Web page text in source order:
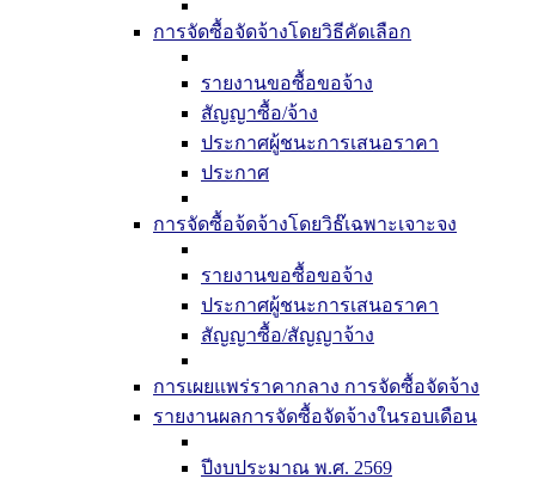
การจัดซื้อจัดจ้างโดยวิธีคัดเลือก
รายงานขอซื้อขอจ้าง
สัญญาซื้อ/จ้าง
ประกาศผู้ชนะการเสนอราคา
ประกาศ
การจัดซื้อจ้ดจ้างโดยวิธ๊เฉพาะเจาะจง
รายงานขอซื้อขอจ้าง
ประกาศผู้ชนะการเสนอราคา
สัญญาซื้อ/สัญญาจ้าง
การเผยแพร่ราคากลาง การจัดซื้อจัดจ้าง
รายงานผลการจัดซื้อจัดจ้างในรอบเดือน
ปีงบประมาณ พ.ศ. 2569